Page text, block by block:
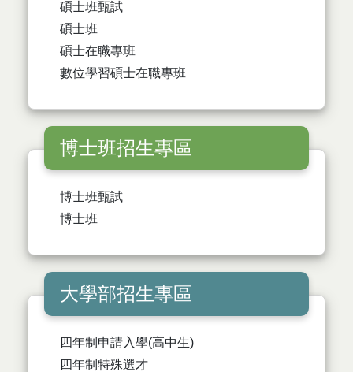
碩士班甄試
碩士班
碩士在職專班
數位學習碩士在職專班
博士班招生專區
博士班甄試
博士班
大學部招生專區
四年制申請入學(高中生)
四年制特殊選才